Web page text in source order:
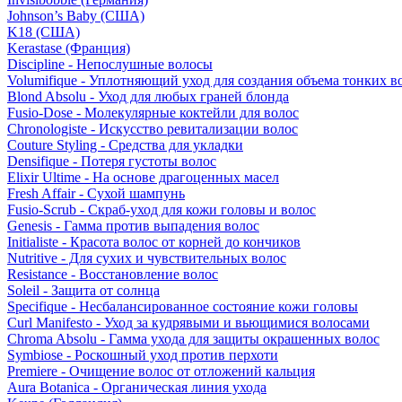
Johnson’s Baby (США)
K18 (США)
Kerastase (Франция)
Discipline - Непослушные волосы
Volumifique - Уплотняющий уход для создания объема тонких
Blond Absolu - Уход для любых граней блонда
Fusio-Dose - Молекулярные коктейли для волос
Chronologiste - Искусство ревитализации волос
Couture Styling - Средства для укладки
Densifique - Потеря густоты волос
Elixir Ultime - На основе драгоценных масел
Fresh Affair - Сухой шампунь
Fusio-Scrub - Скраб-уход для кожи головы и волос
Genesis - Гамма против выпадения волос
Initialiste - Красота волос от корней до кончиков
Nutritive - Для сухих и чувствительных волос
Resistance - Восстановление волос
Soleil - Защита от солнца
Specifique - Несбалансированное состояние кожи головы
Curl Manifesto - Уход за кудрявыми и вьющимися волосами
Chroma Absolu - Гамма ухода для защиты окрашенных волос
Symbiose - Роскошный уход против перхоти
Premiere - Очищение волос от отложений кальция
Aura Botanica - Органическая линия ухода